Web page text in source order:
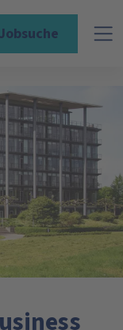
Jobsuche